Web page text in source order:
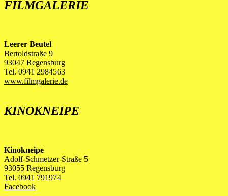
FILMGALERIE
Leerer Beutel
Bertoldstraße 9
93047 Regensburg
Tel. 0941 2984563
www.filmgalerie.de
KINOKNEIPE
Kinokneipe
Adolf-Schmetzer-Straße 5
93055 Regensburg
Tel. 0941 791974
Facebook